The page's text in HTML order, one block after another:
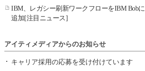
IBM、レガシー刷新ワークフローをIBM Bobに
追加[注目ニュース]
アイティメディアからのお知らせ
キャリア採用の応募を受け付けています